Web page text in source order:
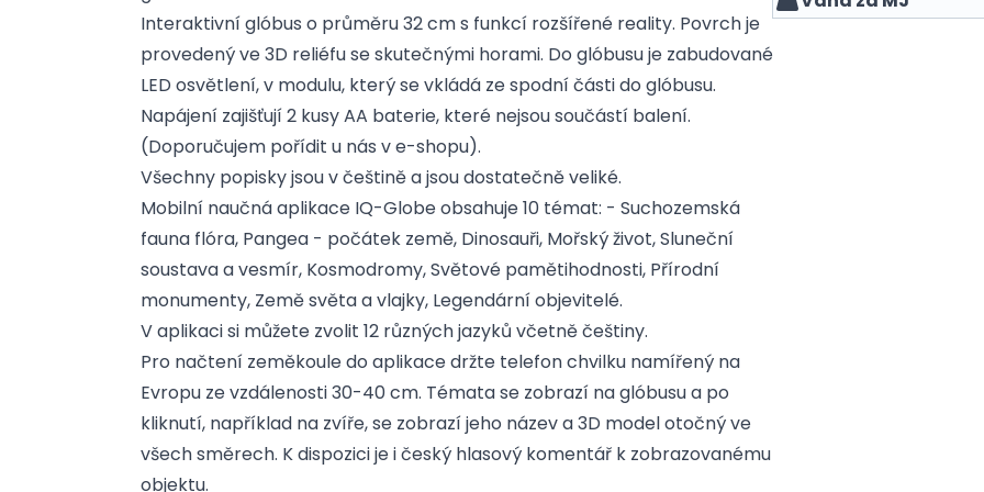
Interaktivní glóbus o průměru 32 cm s funkcí rozšířené reality. Povrch je
provedený ve 3D reliéfu se skutečnými horami. Do glóbusu je zabudované
LED osvětlení, v modulu, který se vkládá ze spodní části do glóbusu.
Napájení zajišťují 2 kusy AA baterie, které nejsou součástí balení.
(Doporučujem pořídit u nás v e-shopu).
Všechny popisky jsou v češtině a jsou dostatečně veliké.
Mobilní naučná aplikace IQ-Globe obsahuje 10 témat: - Suchozemská
fauna flóra, Pangea - počátek země, Dinosauři, Mořský život, Sluneční
soustava a vesmír, Kosmodromy, Světové pamětihodnosti, Přírodní
monumenty, Země světa a vlajky, Legendární objevitelé.
V aplikaci si můžete zvolit 12 různých jazyků včetně češtiny.
Pro načtení zeměkoule do aplikace držte telefon chvilku namířený na
Evropu ze vzdálenosti 30-40 cm. Témata se zobrazí na glóbusu a po
kliknutí, například na zvíře, se zobrazí jeho název a 3D model otočný ve
všech směrech. K dispozici je i český hlasový komentář k zobrazovanému
objektu.